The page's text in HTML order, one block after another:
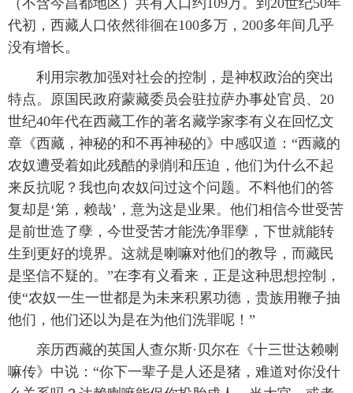
（不含今昌都地区）共有人口约109万。到20世纪50年
代初，西藏人口依然徘徊在100多万，200多年间几乎
没有增长。
利用宗教加强对社会的控制，是神权政治的突出
特点。原国民政府蒙藏委员会驻拉萨办事处官员、20
世纪40年代在西藏工作的著名藏学家李有义在回忆文
章《西藏，神秘的和不再神秘的》中感叹道：“西藏的
农奴遭受着如此残酷的剥削和压迫，他们为什么不起
来反抗呢？我也向农奴问过这个问题。不料他们的答
复却是‘第，赖哉’，意为这是业果。他们相信今世受苦
是前世造了孽，今世受苦才能洗净罪孽，下世就能转
生到更好的境界。这就是喇嘛对他们的教导，而藏民
是坚信不疑的。”在李有义看来，正是这种思想控制，
使“农奴一生一世都是为未来积累功德，贵族用鞭子抽
他们，他们还以为是在为他们洗罪呢！”
亲历西藏的英国人查尔斯·贝尔在《十三世达赖喇
嘛传》中说：“你下一辈子是人还是猪，难道对你没什